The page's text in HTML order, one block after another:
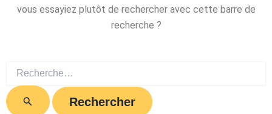
vous essayiez plutôt de rechercher avec cette barre de
recherche ?